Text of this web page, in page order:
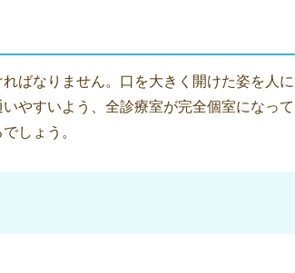
ばなりません。口を大きく開けた姿を人に
やすいよう、全診療室が完全個室になって
しょう。